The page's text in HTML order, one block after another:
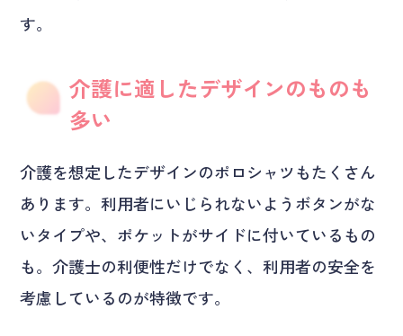
す。
介護に適したデザインのものも
多い
介護を想定したデザインのポロシャツもたくさん
あります。利用者にいじられないようボタンがな
いタイプや、ポケットがサイドに付いているもの
も。介護士の利便性だけでなく、利用者の安全を
考慮しているのが特徴です。